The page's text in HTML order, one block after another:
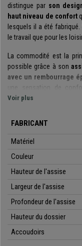
distingue par son
haut niveau de confort
lesquels il a été
le travail que pour les
La commodité est la
possible grâce à son
avec un rembourrage
une sensation de
maintenir une bonne
pouvez activer ce
chaise. Si vous répétez
utile puisqu'elle vous
vos envies.
Ce modèle est tapissé
nettoyage, un matériel
l’utilisation de
sensationnelle.
Voir plus
FABRICANT
Matériel
Couleur
Hauteur de l'assise
Largeur de l'assise
Profondeur de l'assise
Hauteur du dossier
Accoudoirs